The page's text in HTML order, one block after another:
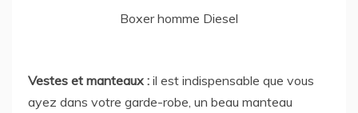
Boxer homme Diesel
Vestes et manteaux : il est indispensable que vous
ayez dans votre garde-robe, un beau manteau